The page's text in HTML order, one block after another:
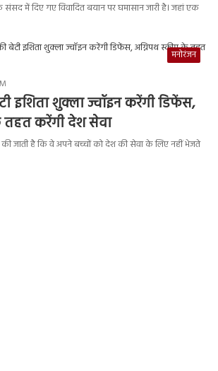
में दिए गए विवादित बयान पर घमासान जारी है। जहां एक
मनोरंजन
इशिता शुक्ला ज्वॉइन करेंगी डिफेंस,
तहत करेंगी देश सेवा
जाती है कि वे अपने बच्चों को देश की सेवा के लिए नहीं भेजते